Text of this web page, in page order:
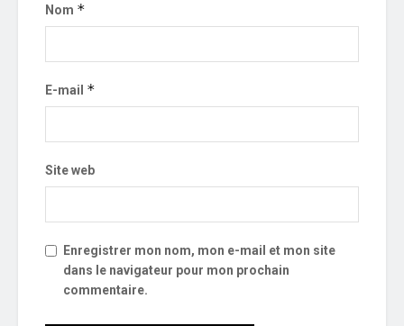
Nom *
E-mail *
Site web
Enregistrer mon nom, mon e-mail et mon site
dans le navigateur pour mon prochain
commentaire.